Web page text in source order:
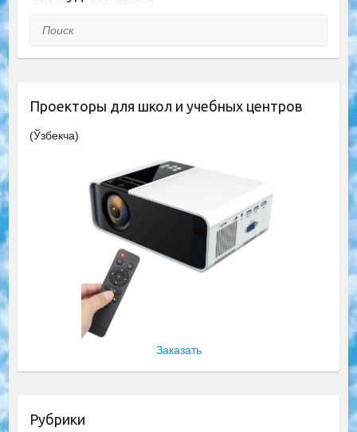
Поиск
Проекторы для школ и учебных центров
(Ўзбекча)
Заказать
Рубрики